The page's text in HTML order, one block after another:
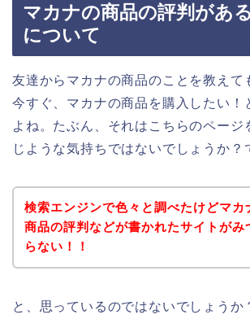
マカナの商品の評判があ
について
友達からマカナの商品のことを教えて
今すぐ、マカナの商品を購入したい！
よね。たぶん、それはこちらのページ
じような気持ちではないでしょうか？
検索エンジンで色々と調べたけどマカ
商品の評判などが書かれたサイトがみ
らない！！
と、思っているのではないでしょうか